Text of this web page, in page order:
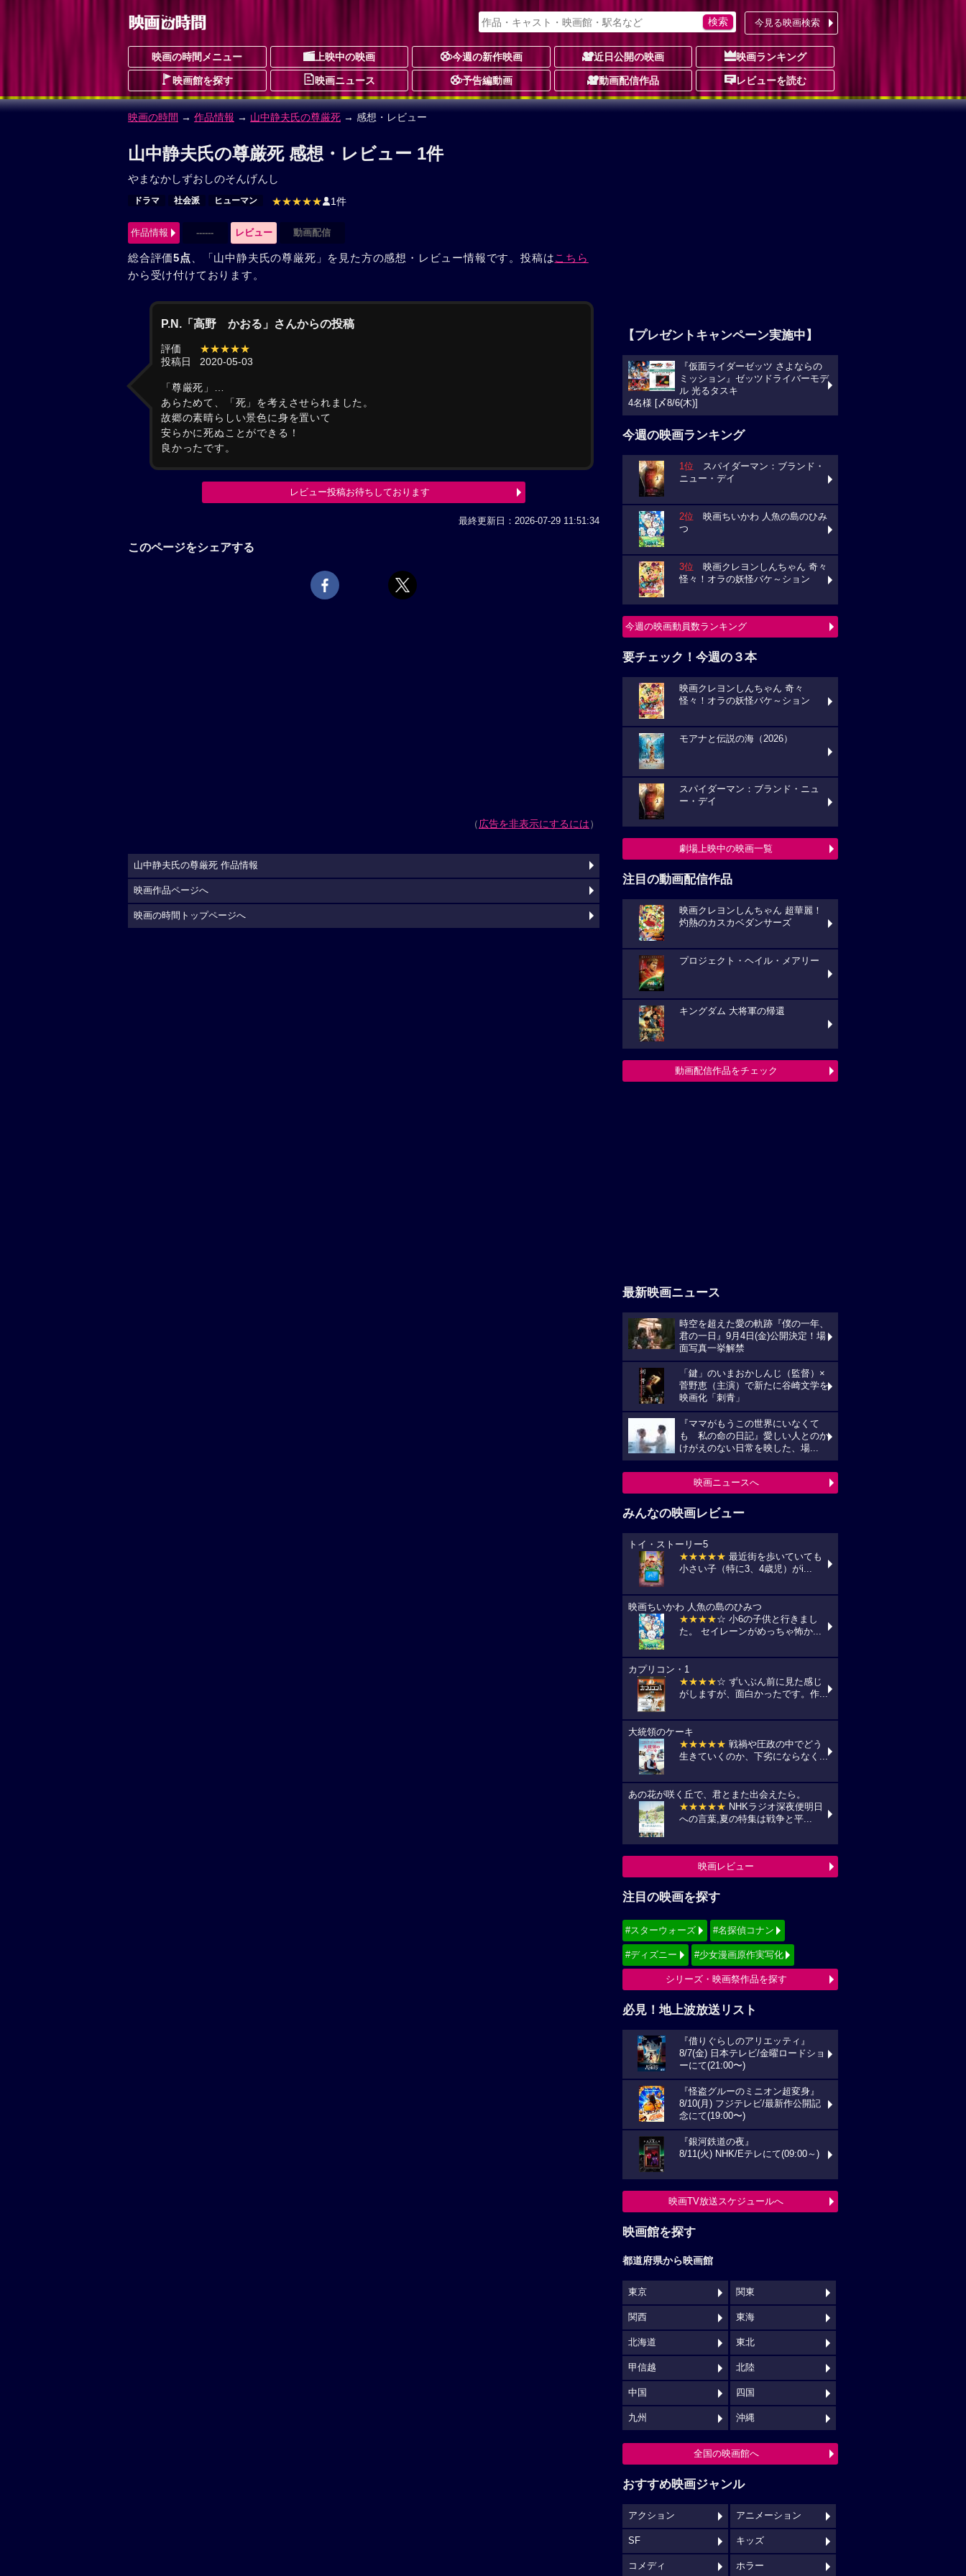
今見る映画検索
映画の時間メニュー 上映中の映画 今週の新作映画 近日公開の映画 映画ランキング
映画館を探す 映画ニュース 予告編動画 動画配信作品 レビューを読む
映画の時間 → 作品情報 → 山中静夫氏の尊厳死 → 感想・レビュー
山中静夫氏の尊厳死 感想・レビュー 1件
やまなかしずおしのそんげんし
ドラマ 社会派 ヒューマン ★★★★★ 1件
作品情報 ------ レビュー 動画配信
総合評価5点 、「山中静夫氏の尊厳死」を見た方の感想・レビュー情報です。投稿はこちら
から受け付けております。
P.N.「高野 かおる」さんからの投稿
評価
★★★★★
投稿日
2020-05-03
「尊厳死」…
あらためて、「死」を考えさせられました。
故郷の素晴らしい景色に身を置いて
安らかに死ぬことができる！
良かったです。
レビュー投稿お待ちしております
最終更新日：2026-07-29 11:51:34
このページをシェアする
（広告を非表示にするには）
【プレゼントキャンペーン実施中】
『仮面ライダーゼッツ さよならの
ミッション』ゼッツドライバーモデ
ル 光るタスキ
4名様 [〆8/6(木)]
今週の映画ランキング
1位 スパイダーマン：ブランド・
ニュー・デイ
2位 映画ちいかわ 人魚の島のひみ
つ
3位 映画クレヨンしんちゃん 奇々
怪々！オラの妖怪バケ～ション
今週の映画動員数ランキング
要チェック！今週の３本
映画クレヨンしんちゃん 奇々
怪々！オラの妖怪バケ～ション
モアナと伝説の海（2026）
スパイダーマン：ブランド・ニュ
ー・デイ
劇場上映中の映画一覧
注目の動画配信作品
映画クレヨンしんちゃん 超華麗！
灼熱のカスカベダンサーズ
プロジェクト・ヘイル・メアリー
キングダム 大将軍の帰還
動画配信作品をチェック
最新映画ニュース
時空を超えた愛の軌跡『僕の一年、
君の一日』9月4日(金)公開決定！場
面写真一挙解禁
「鍵」のいまおかしんじ（監督）×
菅野恵（主演）で新たに谷崎文学を
映画化「刺青」
『ママがもうこの世界にいなくて
も 私の命の日記』愛しい人とのか
けがえのない日常を映した、場...
映画ニュースへ
みんなの映画レビュー
トイ・ストーリー5
★★★★★ 最近街を歩いていても
小さい子（特に3、4歳児）がi...
映画ちいかわ 人魚の島のひみつ
★★★★☆ 小6の子供と行きまし
た。 セイレーンがめっちゃ怖か...
カプリコン・1
★★★★☆ ずいぶん前に見た感じ
がしますが、面白かったです。作...
大統領のケーキ
★★★★★ 戦禍や圧政の中でどう
生きていくのか、下劣にならなく...
あの花が咲く丘で、君とまた出会えたら。
★★★★★ NHKラジオ深夜便明日
への言葉,夏の特集は戦争と平...
映画レビュー
注目の映画を探す
#スターウォーズ #名探偵コナン
#ディズニー #少女漫画原作実写化
シリーズ・映画祭作品を探す
必見！地上波放送リスト
『借りぐらしのアリエッティ』
8/7(金) 日本テレビ/金曜ロードショ
ーにて(21:00〜)
『怪盗グルーのミニオン超変身』
8/10(月) フジテレビ/最新作公開記
念にて(19:00〜)
『銀河鉄道の夜』
8/11(火) NHK/Eテレにて(09:00～)
映画TV放送スケジュールへ
映画館を探す
都道府県から映画館
東京 関東
関西 東海
北海道 東北
甲信越 北陸
中国 四国
九州 沖縄
全国の映画館へ
おすすめ映画ジャンル
アクション アニメーション
SF キッズ
コメディ ホラー
山中静夫氏の尊厳死 作品情報
映画作品ページへ
映画の時間トップページへ